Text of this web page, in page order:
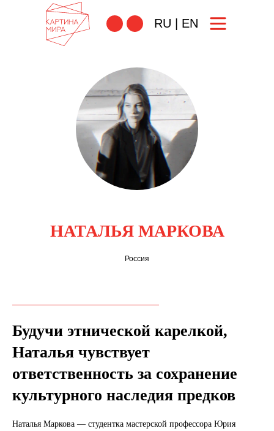
RU EN
НАТАЛЬЯ МАРКОВА
Россия
Будучи этнической карелкой,
Наталья чувствует
ответственность за сохранение
культурного наследия предков
Наталья Маркова — студентка мастерской профессора Юрия